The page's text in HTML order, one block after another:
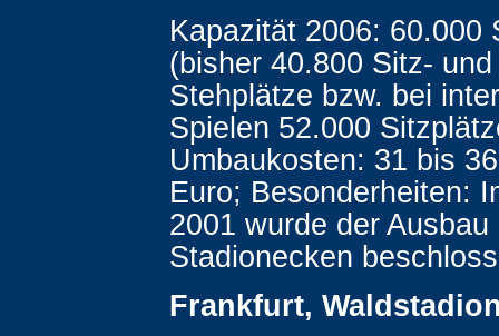
Kapazität 2006: 60.000
(bisher 40.800 Sitz-
Stehplätze bzw. bei
Spielen 52.000
Umbaukosten: 31 bis
Euro; Besonderheiten:
2001 wurde der Ausbau
Stadionecken
Frankfurt,